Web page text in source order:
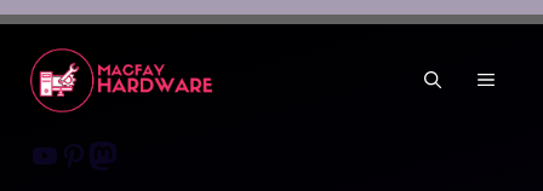
Aller
contenu
MENU
Youtube
Pinterest
Mastodon